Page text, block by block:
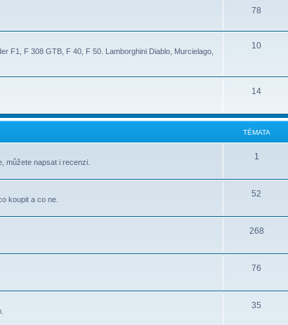
78
F1, F 308 GTB, F 40, F 50. Lamborghini Diablo, Murcielago,
10
14
TÉMATA
můžete napsat i recenzi.
1
koupit a co ne.
52
268
76
35